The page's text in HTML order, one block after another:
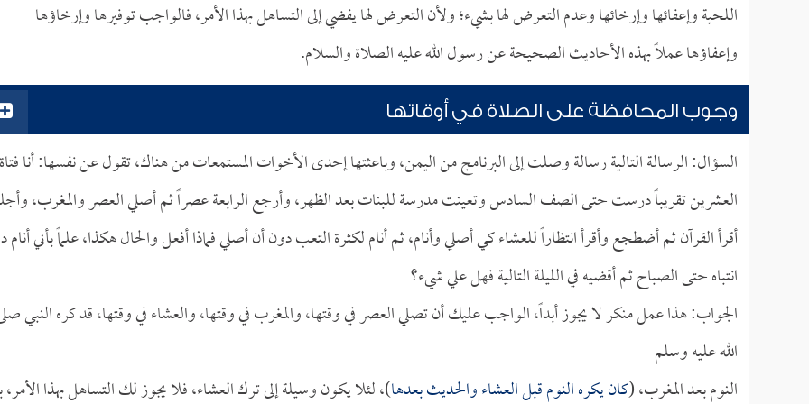
اللحية وإعفائها وإرخائها وعدم التعرض لها بشيء؛ ولأن التعرض لها يفضي إلى التساهل بهذا الأمر، فالواجب توفيرها وإرخاؤها
وإعفاؤها عملاً بهذه الأحاديث الصحيحة عن رسول الله عليه الصلاة والسلام.
وجوب المحافظة على الصلاة في أوقاتها
السؤال: الرسالة التالية رسالة وصلت إلى البرنامج من اليمن، وباعثتها إحدى الأخوات المستمعات من هناك، تقول عن نفسها: أنا
العشرين تقريباً درست حتى الصف السادس وتعينت مدرسة للبنات بعد الظهر، وأرجع الرابعة عصراً ثم أصلي العصر والمغرب،
أقرأ القرآن ثم أضطجع وأقرأ انتظاراً للعشاء كي أصلي وأنام، ثم أنام لكثرة التعب دون أن أصلي فماذا أفعل والحال هكذا، علماً بأني أنام
انتباه حتى الصباح ثم أقضيه في الليلة التالية فهل علي شيء؟
الجواب: هذا عمل منكر لا يجوز أبداً، الواجب عليك أن تصلي العصر في وقتها، والمغرب في وقتها، والعشاء في وقتها، قد كره النبي
الله عليه وسلم
النوم بعد المغرب، (كان يكره النوم قبل العشاء والحديث بعدها)، لئلا يكون وسيلة إلى ترك العشاء، فلا يجوز لك التساهل بهذا